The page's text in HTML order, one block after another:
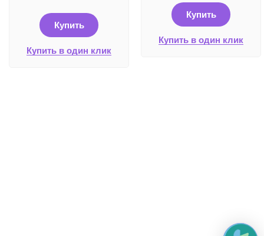
Купить
Купить в один клик
Купить
Купить в один клик